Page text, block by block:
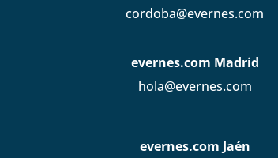
cordoba@evernes.com
evernes.com Madrid
hola@evernes.com
evernes.com Jaén